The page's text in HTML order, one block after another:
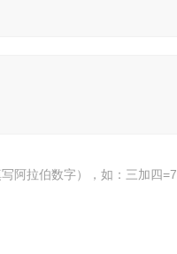
阿拉伯数字），如：三加四=7